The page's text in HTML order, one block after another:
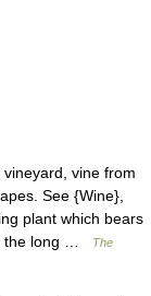
vine from
See {Wine},
plant which bears
the long …
The